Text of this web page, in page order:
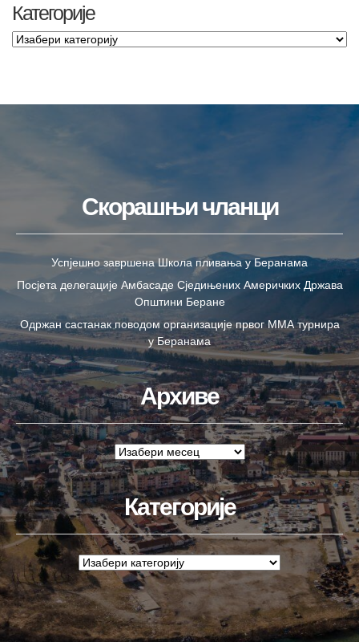
Категорије
Скорашњи чланци
Успјешно завршена Школа пливања у Беранама
Посјета делегације Амбасаде Сједињених Америчких Држава
Општини Беране
Одржан састанак поводом организације првог ММА турнира
у Беранама
Архиве
Категорије